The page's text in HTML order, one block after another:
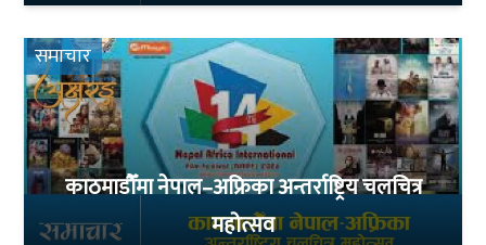
समाचार
काठमाडौँमा नेपाल–अफ्रिका अन्तर्राष्ट्रिय चलचित्र
महोत्सव